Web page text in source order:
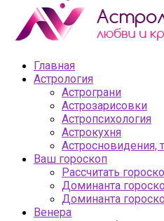
Главная
Астрология
Астрограни
Астрозарисовки
Астропсихология
Астрокухня
Астросновидения,
Ваш гороскоп
Рассчитать
Доминанта
Доминанта
Венера